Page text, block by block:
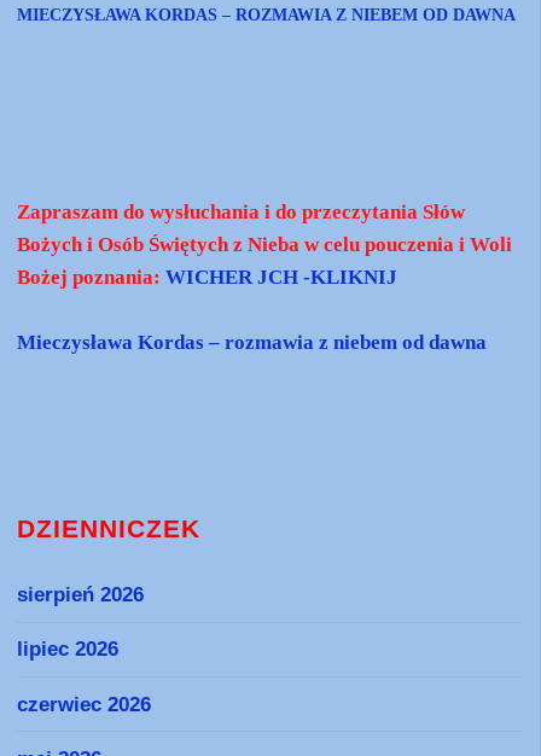
MIECZYSŁAWA KORDAS – ROZMAWIA Z NIEBEM OD DAWNA
Zapraszam do wysłuchania i do przeczytania Słów
Bożych i Osób Świętych z Nieba w celu pouczenia i Woli
Bożej poznania:WICHER JCH -KLIKNIJ
Mieczysława Kordas – rozmawia z niebem od dawna
DZIENNICZEK
sierpień 2026
lipiec 2026
czerwiec 2026